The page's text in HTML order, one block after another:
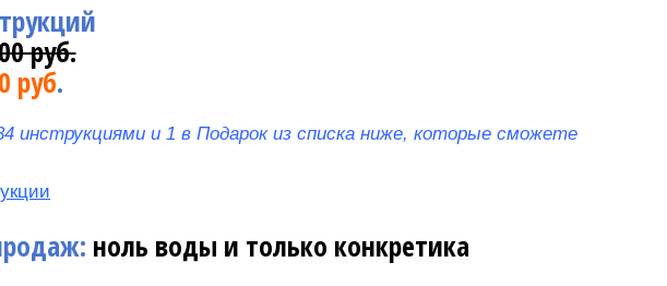
руб.
руб.
инструкциями и 1 в Подарок из списка ниже, которые сможете
ноль воды и только конкретика